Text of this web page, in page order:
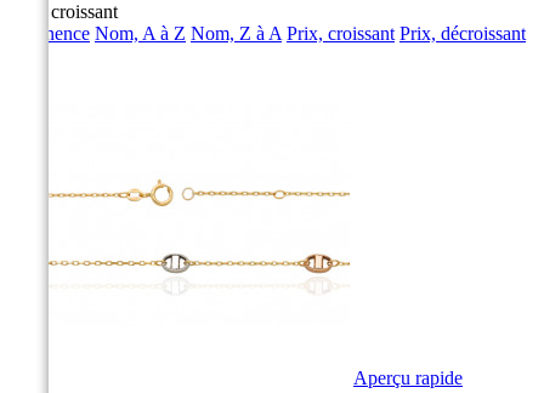
Prix, croissant
Pertinence Nom, A à Z Nom, Z à A Prix, croissant Prix, décroissant
Aperçu rapide